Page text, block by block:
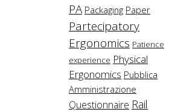
PA Packaging Paper
Partecipatory
Ergonomics Patience
experience Physical
Ergonomics Pubblica
Amministrazione
Questionnaire Rail